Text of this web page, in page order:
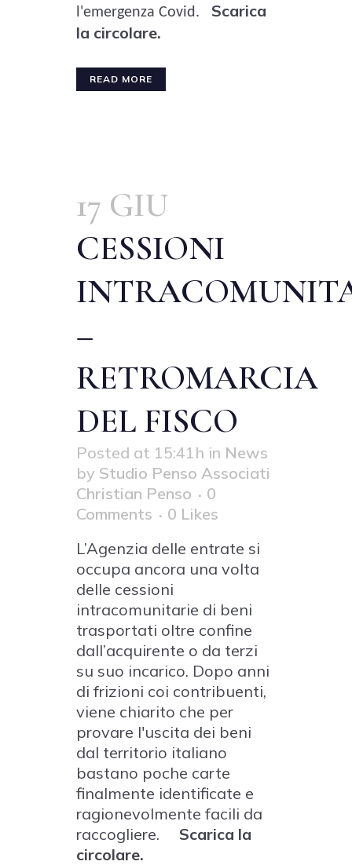
l'emergenza Covid.
Scarica
la circolare.
READ MORE
17 GIU
CESSIONI
–
RETROMARCIA
DEL FISCO
Posted at 15:41h in News
by Studio Penso Associati
Christian Penso
0
Comments
0 Likes
L’Agenzia delle entrate si
occupa ancora una volta
delle cessioni
intracomunitarie di beni
trasportati oltre confine
dall’acquirente o da terzi
su suo incarico. Dopo anni
di frizioni coi contribuenti,
viene chiarito che per
provare l'uscita dei beni
dal territorio italiano
bastano poche carte
finalmente identificate e
ragionevolmente facili da
raccogliere. Scarica la
circolare.